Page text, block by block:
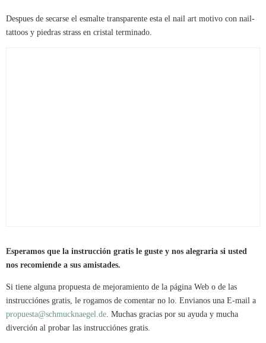
Despues de secarse el esmalte transparente esta el nail art motivo con nail-
tattoos y piedras strass en cristal terminado.
Esperamos que la instrucción gratis le guste y nos alegraria si usted
nos recomiende a sus amistades.
Si tiene alguna propuesta de mejoramiento de la página Web o de las
instrucciónes gratis, le rogamos de comentar no lo. Envianos una E-mail a
propuesta@schmucknaegel.de . Muchas gracias por su ayuda y mucha
diverción al probar las instrucciónes gratis.